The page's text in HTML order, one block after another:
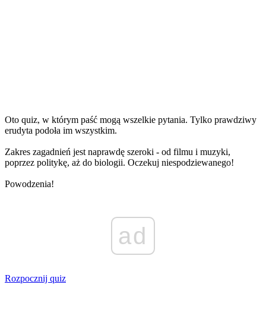
Oto quiz, w którym paść mogą wszelkie pytania. Tylko prawdziwy
erudyta podoła im wszystkim.
Zakres zagadnień jest naprawdę szeroki - od filmu i muzyki,
poprzez politykę, aż do biologii. Oczekuj niespodziewanego!
Powodzenia!
ad
Rozpocznij quiz